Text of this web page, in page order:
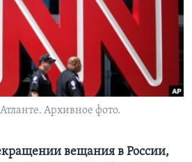
Архивное фото.
вещания в России,